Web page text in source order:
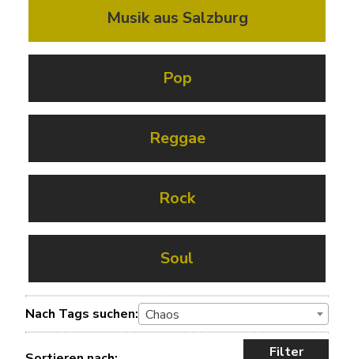
Musik aus Salzburg
Pop
Reggae
Rock
Soul
Nach Tags suchen: Chaos
Filter